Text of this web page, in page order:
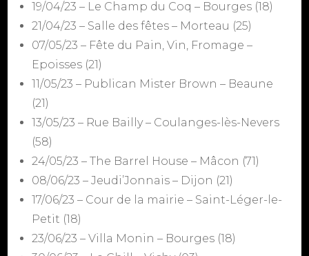
19/04/23 – Le Champ du Coq – Bourges (18)
21/04/23 – Salle des fêtes – Morteau (25)
07/05/23 – Fête du Pain, Vin, Fromage –
Epoisses (21)
11/05/23 – Publican Mister Brown – Beaune
(21)
13/05/23 – Rue Bailly – Coulanges-lès-Nevers
(58)
24/05/23 – The Barrel House – Mâcon (71)
08/06/23 – Jeudi’Jonnais – Dijon (21)
17/06/23 – Cour de la mairie – Saint-Léger-le-
Petit (18)
23/06/23 – Villa Monin – Bourges (18)